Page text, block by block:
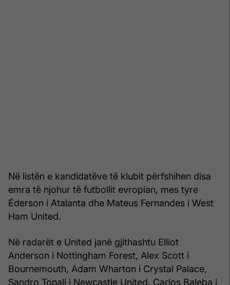
Në listën e kandidatëve të klubit përfshihen disa
emra të njohur të futbollit evropian, mes tyre
Éderson i Atalanta dhe Mateus Fernandes i West
Ham United.
Në radarët e United janë gjithashtu Elliot
Anderson i Nottingham Forest, Alex Scott i
Bournemouth, Adam Wharton i Crystal Palace,
Sandro Tonali i Newcastle United, Carlos Baleba i